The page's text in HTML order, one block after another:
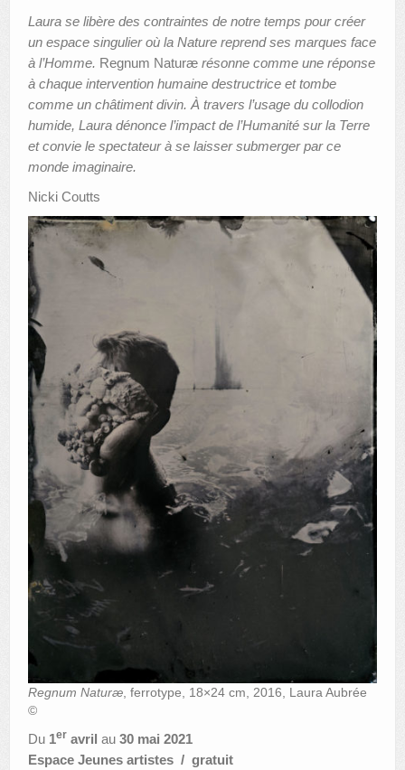
Laura se libère des contraintes de notre temps pour créer
un espace singulier où la Nature reprend ses marques face
à l’Homme. Regnum Naturæ résonne comme une réponse
à chaque intervention humaine destructrice et tombe
comme un châtiment divin. À travers l’usage du collodion
humide, Laura dénonce l’impact de l’Humanité sur la Terre
et convie le spectateur à se laisser submerger par ce
monde imaginaire.
Nicki Coutts
Regnum Naturæ , ferrotype, 18×24 cm, 2016, Laura Aubrée
©
Du 1er avril au 30 mai 2021
Espace Jeunes artistes / gratuit